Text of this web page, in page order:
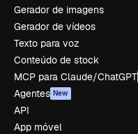
Gerador de imagens
Gerador de vídeos
Texto para voz
Conteúdo de stock
MCP para Claude/ChatGPT
Agentes New
API
App móvel